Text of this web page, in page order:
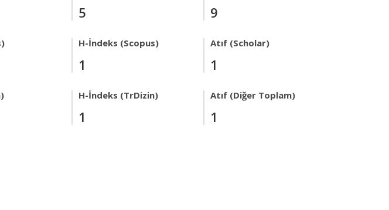
5 9
H-İndeks (Scopus)
1
Atıf (Scholar)
1
H-İndeks (TrDizin)
1
Atıf (Diğer Toplam)
1